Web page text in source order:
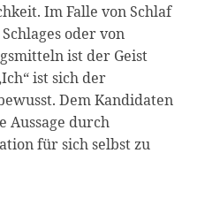
Im Falle von Schlaf
oder von
ist der Geist
ist sich der
Dem Kandidaten
Aussage durch
für sich selbst zu